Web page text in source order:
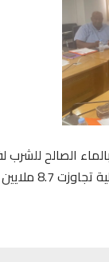
الصالح للشرب
درهم.